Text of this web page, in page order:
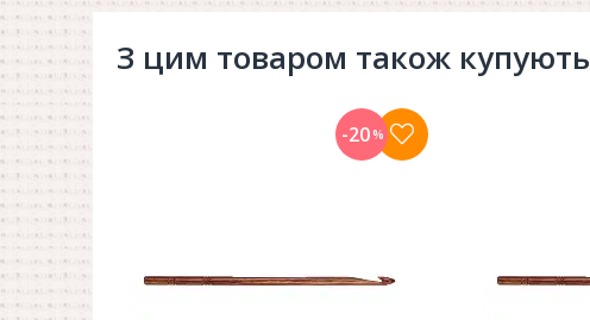
З цим товаром також купують
-20%